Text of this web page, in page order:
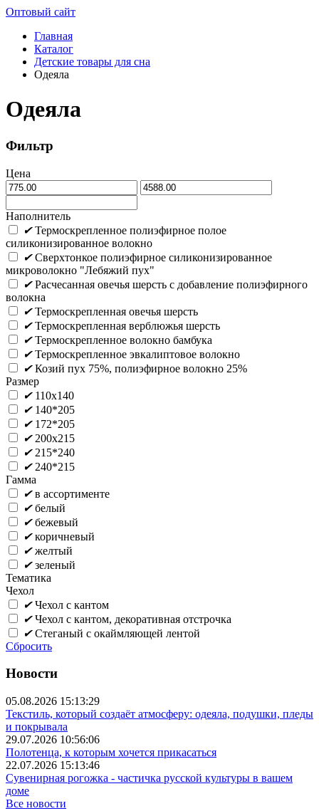
Оптовый сайт
Главная
Каталог
Детские товары для сна
Одеяла
Одеяла
Фильтр
Цена
Наполнитель
✔ Термоскрепленное полиэфирное полое
силиконизированное волокно
✔ Сверхтонкое полиэфирное силиконизированное
микроволокно "Лебяжий пух"
✔ Расчесанная овечья шерсть с добавление полиэфирного
волокна
✔ Термоскрепленная овечья шерсть
✔ Термоскрепленная верблюжья шерсть
✔ Термоскрепленное волокно бамбука
✔ Термоскрепленное эвкалиптовое волокно
✔ Козий пух 75%, полиэфирное волокно 25%
Размер
✔ 110х140
✔ 140*205
✔ 172*205
✔ 200х215
✔ 215*240
✔ 240*215
Гамма
✔ в ассортименте
✔ белый
✔ бежевый
✔ коричневый
✔ желтый
✔ зеленый
Тематика
Чехол
✔ Чехол с кантом
✔ Чехол с кантом, декоративная отстрочка
✔ Стеганый с окаймляющей лентой
Сбросить
Новости
05.08.2026 15:13:29
Текстиль, который создаёт атмосферу: одеяла, подушки, пледы
и покрывала
29.07.2026 10:56:06
Полотенца, к которым хочется прикасаться
22.07.2026 15:13:46
Сувенирная рогожка - частичка русской культуры в вашем
доме
Все новости